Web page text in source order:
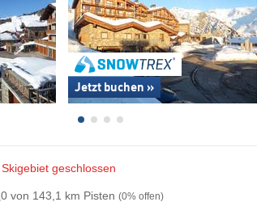
Jetzt buchen »
Skigebiet geschlossen
0 von 143,1 km Pisten(0% offen)